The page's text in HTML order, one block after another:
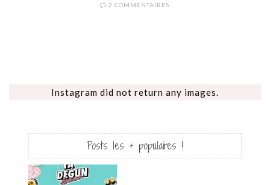
2 COMMENTAIRES
Instagram did not return any images.
Posts les + populaires !